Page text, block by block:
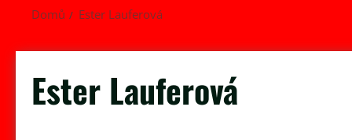
Domů Ester Lauferová
Ester Lauferová